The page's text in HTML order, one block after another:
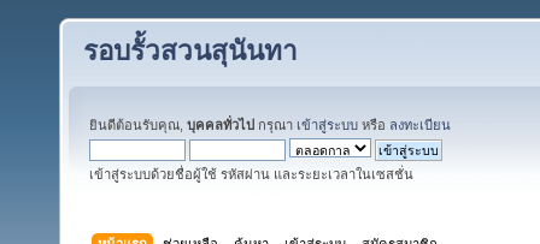
รอบรั้วสวนสุนันทา
ยินดีต้อนรับคุณ, บุคคลทั่วไป กรุณา เข้าสู่ระบบ หรือ ลงทะเบียน
เข้าสู่ระบบด้วยชื่อผู้ใช้ รหัสผ่าน และระยะเวลาในเซสชั่น